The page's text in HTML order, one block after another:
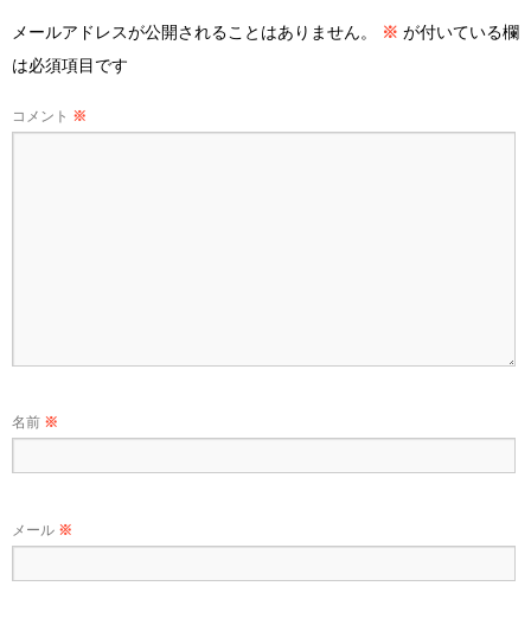
メールアドレスが公開されることはありません。 ※ が付いている欄
は必須項目です
コメント ※
名前 ※
メール ※